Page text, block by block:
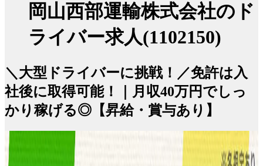
岡山西部運輸株式会社のド
ライバー求人(1102150)
＼大型ドライバーに挑戦！／免許は入
社後に取得可能！｜月収40万円でしっ
かり稼げる◎【昇給・賞与あり】